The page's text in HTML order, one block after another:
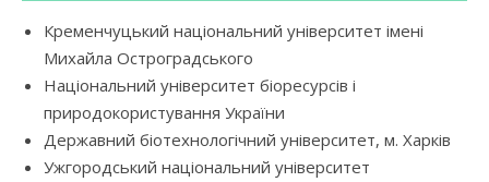
Кременчуцький національний університет імені
Михайла Остроградського
Національний університет біоресурсів і
природокористування України
Державний біотехнологічний університет, м. Харків
Ужгородський національний університет